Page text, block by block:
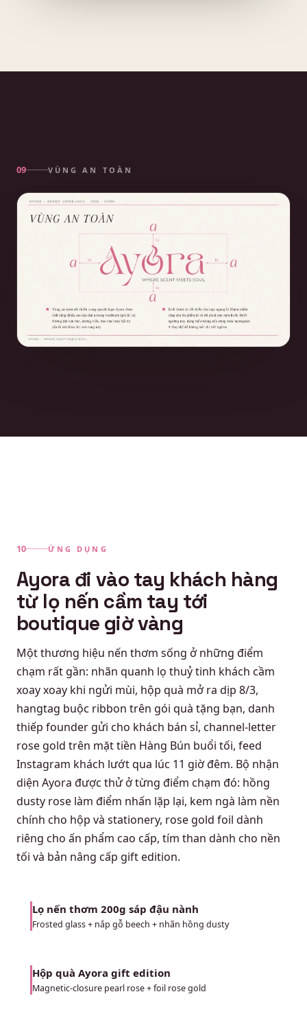
VÙNG AN TOÀN
ỨNG DỤNG
Ayora đi vào tay khách hàng
từ lọ nến cầm tay tới
boutique giờ vàng
Một thương hiệu nến thơm sống ở những điểm
chạm rất gần: nhãn quanh lọ thuỷ tinh khách cầm
xoay xoay khi ngửi mùi, hộp quà mở ra dịp 8/3,
hangtag buộc ribbon trên gói quà tặng bạn, danh
thiếp founder gửi cho khách bán sỉ, channel-letter
rose gold trên mặt tiền Hàng Bún buổi tối, feed
Instagram khách lướt qua lúc 11 giờ đêm. Bộ nhận
diện Ayora được thử ở từng điểm chạm đó: hồng
dusty rose làm điểm nhấn lặp lại, kem ngà làm nền
chính cho hộp và stationery, rose gold foil dành
riêng cho ấn phẩm cao cấp, tím than dành cho nền
tối và bản nâng cấp gift edition.
01
Lọ nến thơm 200g sáp đậu nành
Frosted glass + nắp gỗ beech + nhãn hồng dusty
02
Hộp quà Ayora gift edition
Magnetic-closure pearl rose + foil rose gold